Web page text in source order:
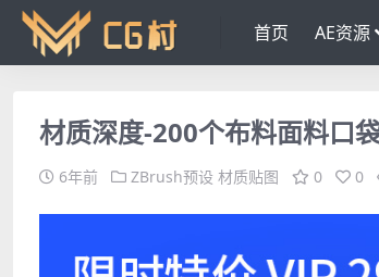
首页 AE资源
材质深度-200个布料面料口
6年前 ZBrush预设 材质贴图 0 0